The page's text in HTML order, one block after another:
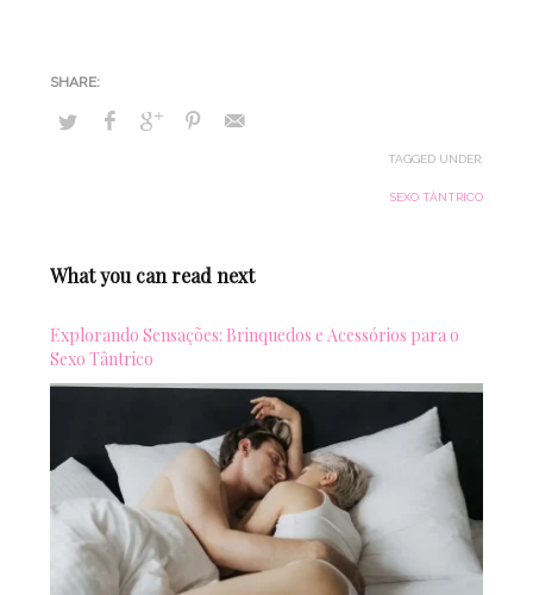
TAGGED UNDER:
SEXO TÂNTRICO
What you can read next
Explorando Sensações: Brinquedos e Acessórios para o
Sexo Tântrico